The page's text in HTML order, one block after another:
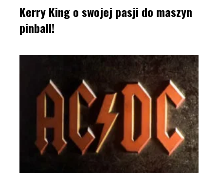
Kerry King o swojej pasji do maszyn
pinball!